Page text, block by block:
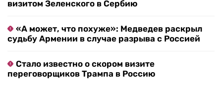
визитом Зеленского в Сербию
«А может, что похуже»: Медведев раскрыл
судьбу Армении в случае разрыва с Россией
Стало известно о скором визите
переговорщиков Трампа в Россию